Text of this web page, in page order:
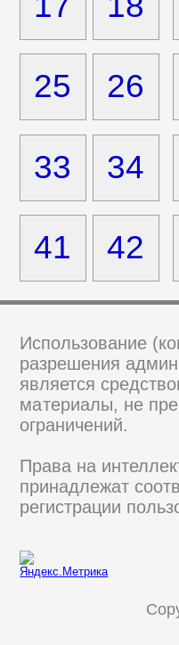
Использование
разрешения
является
материалы, не
ограничений.
Права на
принадлежат
регистрации
25 26
33 34
41 42